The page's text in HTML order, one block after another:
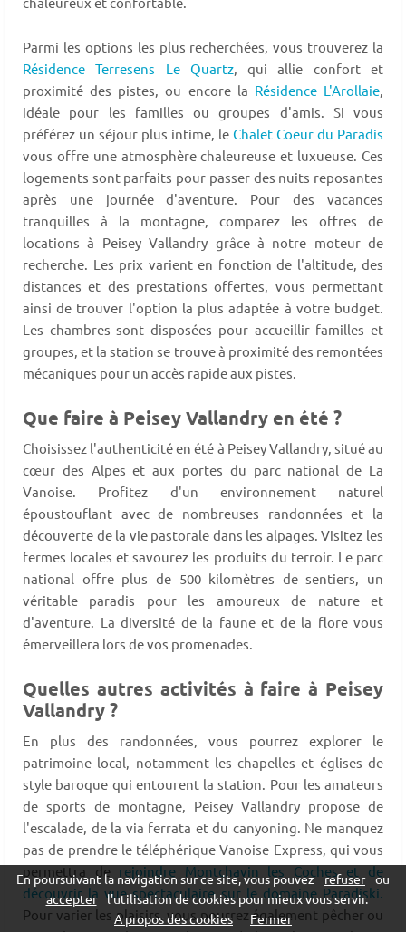
Parmi les options les plus recherchées, vous trouverez la
Résidence Terresens Le Quartz, qui allie confort et
proximité des pistes, ou encore la Résidence L'Arollaie,
idéale pour les familles ou groupes d'amis. Si vous
préférez un séjour plus intime, le Chalet Coeur du Paradis
vous offre une atmosphère chaleureuse et luxueuse. Ces
logements sont parfaits pour passer des nuits reposantes
après une journée d'aventure. Pour des vacances
tranquilles à la montagne, comparez les offres de
locations à Peisey Vallandry grâce à notre moteur de
recherche. Les prix varient en fonction de l'altitude, des
distances et des prestations offertes, vous permettant
ainsi de trouver l'option la plus adaptée à votre budget.
Les chambres sont disposées pour accueillir familles et
groupes, et la station se trouve à proximité des remontées
mécaniques pour un accès rapide aux pistes.
Que faire à Peisey Vallandry en été ?
Choisissez l'authenticité en été à Peisey Vallandry, situé au
cœur des Alpes et aux portes du parc national de La
Vanoise. Profitez d'un environnement naturel
époustouflant avec de nombreuses randonnées et la
découverte de la vie pastorale dans les alpages. Visitez les
fermes locales et savourez les produits du terroir. Le parc
national offre plus de 500 kilomètres de sentiers, un
véritable paradis pour les amoureux de nature et
d'aventure. La diversité de la faune et de la flore vous
émerveillera lors de vos promenades.
Quelles autres activités à faire à Peisey
Vallandry ?
En plus des randonnées, vous pourrez explorer le
patrimoine local, notamment les chapelles et églises de
style baroque qui entourent la station. Pour les amateurs
de sports de montagne, Peisey Vallandry propose de
l'escalade, de la via ferrata et du canyoning. Ne manquez
pas de prendre le téléphérique Vanoise Express, qui vous
permettra de rejoindre Montchavin les Coches et de
découvrir la vue spectaculaire sur le domaine Paradiski.
Pour varier les plaisirs, vous pourrez également pêcher ou
En poursuivant la navigation sur ce site, vous pouvez refuser ou
accepter l'utilisation de cookies pour mieux vous servir.
A propos des cookies
Fermer